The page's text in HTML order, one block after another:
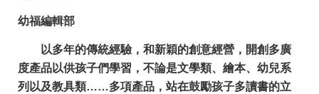
幼福編輯部
以多年的傳統經驗，和新穎的創意經營，開創多廣
度產品以供孩子們學習，不論是文學類、繪本、幼兒系
列以及教具類……多項產品，站在鼓勵孩子多讀書的立